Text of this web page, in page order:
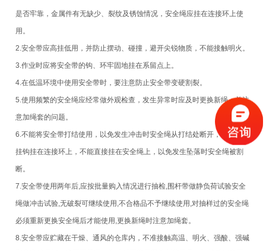
是否牢靠，金属件有无缺少、裂纹及锈蚀情况，安全绳应挂在连接环上使
用。
2.安全带应高挂低用，并防止摆动、碰撞，避开尖锐物质，不能接触明火。
3.作业时应将安全带的钩、环牢固地挂在系留点上。
4.在低温环境中使用安全带时，要注意防止安全带变硬割裂。
5.使用频繁的安全绳应经常做外观检查，发生异常时应及时更换新绳，并注
意加绳套的问题。
6.不能将安全带打结使用，以免发生冲击时安全绳从打结处断开，应将安全
挂钩挂在连接环上，不能直接挂在安全绳上，以免发生坠落时安全绳被割
断。
7.安全带使用两年后,应按批量购入情况进行抽检,围杆带做静负荷试验安全
绳做冲击试验,无破裂可继续使用,不合格品不予继续使用,对抽样过的安全绳
必须重新更换安全绳后才能使用,更换新绳时注意加绳套。
8.安全带应贮藏在干燥、通风的仓库内，不准接触高温、明火、强酸、强碱